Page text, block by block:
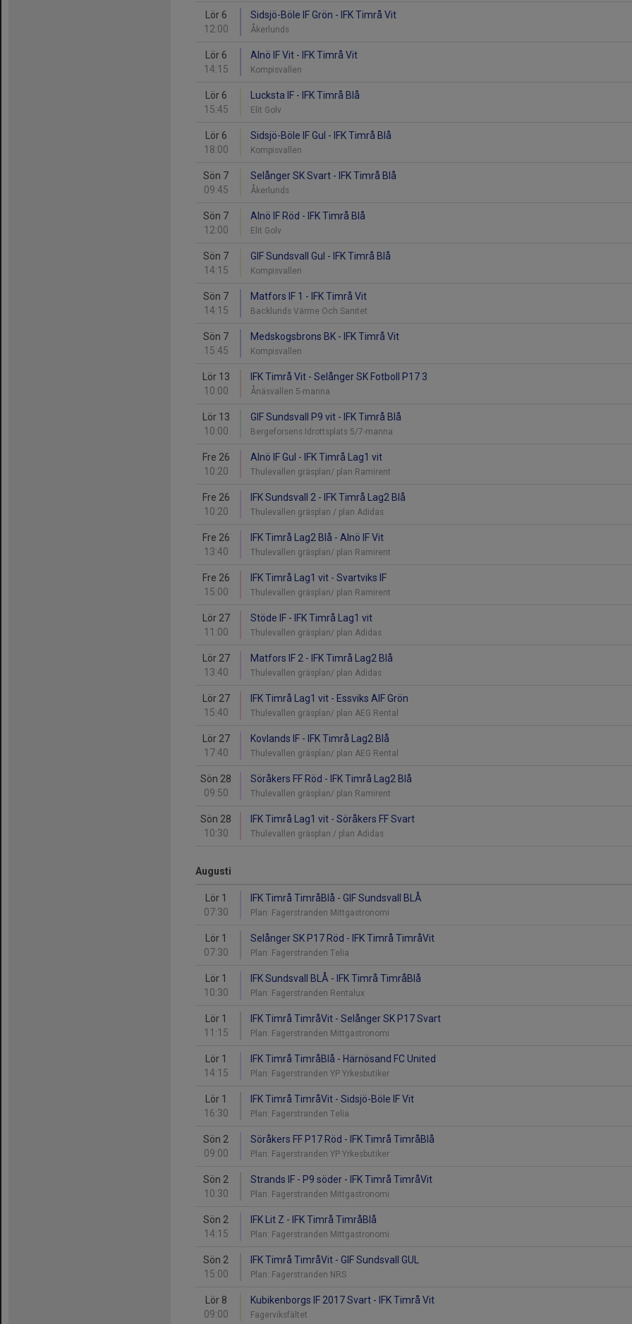
Lör 6
12:00
Sidsjö-Böle IF Grön - IFK Timrå Vit
Åkerlunds
Lör 6
14:15
Alnö IF Vit - IFK Timrå Vit
Kompisvallen
Lör 6
15:45
Lucksta IF - IFK Timrå Blå
Elit Golv
Lör 6
18:00
Sidsjö-Böle IF Gul - IFK Timrå Blå
Kompisvallen
Sön 7
09:45
Selånger SK Svart - IFK Timrå Blå
Åkerlunds
Sön 7
12:00
Alnö IF Röd - IFK Timrå Blå
Elit Golv
Sön 7
14:15
GIF Sundsvall Gul - IFK Timrå Blå
Kompisvallen
Sön 7
14:15
Matfors IF 1 - IFK Timrå Vit
Backlunds Värme Och Sanitet
Sön 7
15:45
Medskogsbrons BK - IFK Timrå Vit
Kompisvallen
Lör 13
10:00
IFK Timrå Vit - Selånger SK Fotboll P17 3
Ånäsvallen 5-manna
Lör 13
10:00
GIF Sundsvall P9 vit - IFK Timrå Blå
Bergeforsens Idrottsplats 5/7-manna
Fre 26
10:20
Alnö IF Gul - IFK Timrå Lag1 vit
Thulevallen gräsplan/ plan Ramirent
Fre 26
10:20
IFK Sundsvall 2 - IFK Timrå Lag2 Blå
Thulevallen gräsplan / plan Adidas
Fre 26
13:40
IFK Timrå Lag2 Blå - Alnö IF Vit
Thulevallen gräsplan/ plan Ramirent
Fre 26
15:00
IFK Timrå Lag1 vit - Svartviks IF
Thulevallen gräsplan/ plan Ramirent
Lör 27
11:00
Stöde IF - IFK Timrå Lag1 vit
Thulevallen gräsplan/ plan Adidas
Lör 27
13:40
Matfors IF 2 - IFK Timrå Lag2 Blå
Thulevallen gräsplan/ plan Adidas
Lör 27
15:40
IFK Timrå Lag1 vit - Essviks AIF Grön
Thulevallen gräsplan/ plan AEG Rental
Lör 27
17:40
Kovlands IF - IFK Timrå Lag2 Blå
Thulevallen gräsplan/ plan AEG Rental
Sön 28
09:50
Söråkers FF Röd - IFK Timrå Lag2 Blå
Thulevallen gräsplan/ plan Ramirent
Sön 28
10:30
IFK Timrå Lag1 vit - Söråkers FF Svart
Thulevallen gräsplan / plan Adidas
Augusti
Lör 1
07:30
IFK Timrå TimråBlå - GIF Sundsvall BLÅ
Plan: Fagerstranden Mittgastronomi
Lör 1
07:30
Selånger SK P17 Röd - IFK Timrå TimråVit
Plan: Fagerstranden Telia
Lör 1
10:30
IFK Sundsvall BLÅ - IFK Timrå TimråBlå
Plan: Fagerstranden Rentalux
Lör 1
11:15
IFK Timrå TimråVit - Selånger SK P17 Svart
Plan: Fagerstranden Mittgastronomi
Lör 1
14:15
IFK Timrå TimråBlå - Härnösand FC United
Plan: Fagerstranden YP Yrkesbutiker
Lör 1
16:30
IFK Timrå TimråVit - Sidsjö-Böle IF Vit
Plan: Fagerstranden Telia
Sön 2
09:00
Söråkers FF P17 Röd - IFK Timrå TimråBlå
Plan: Fagerstranden YP Yrkesbutiker
Sön 2
10:30
Strands IF - P9 söder - IFK Timrå TimråVit
Plan: Fagerstranden Mittgastronomi
Sön 2
14:15
IFK Lit Z - IFK Timrå TimråBlå
Plan: Fagerstranden Mittgastronomi
Sön 2
15:00
IFK Timrå TimråVit - GIF Sundsvall GUL
Plan: Fagerstranden NRS
Lör 8
09:00
Kubikenborgs IF 2017 Svart - IFK Timrå Vit
Fagerviksfältet